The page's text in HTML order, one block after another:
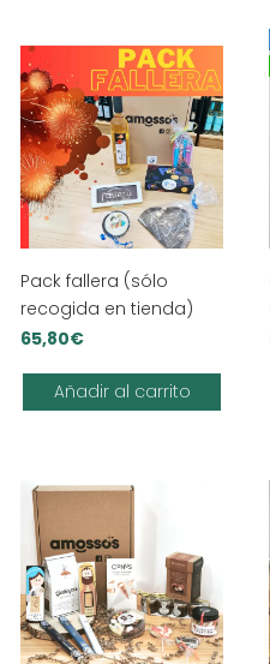
Pack fallera (sólo
recogida en tienda)
65,80€
Añadir al carrito